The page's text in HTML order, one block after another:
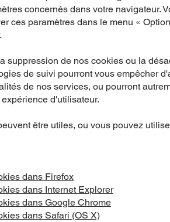
concernés dans votre navigateur.
ces paramètres dans le menu «
suppression de nos cookies ou la
de suivi pourront vous empêcher
de nos services, ou pourront
d'utilisateur.
être utiles, ou vous pouvez
dans Firefox
dans Internet Explorer
dans Google Chrome
dans Safari (OS X)